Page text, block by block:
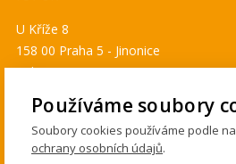
U Kříže 8
158 00 Praha 5 - Jinonice
Tel. 778 464 634
ims@fsv.cuni.cz
GDPR
Používáme soubory
Soubory cookies používáme podle
ochrany osobních údajů.